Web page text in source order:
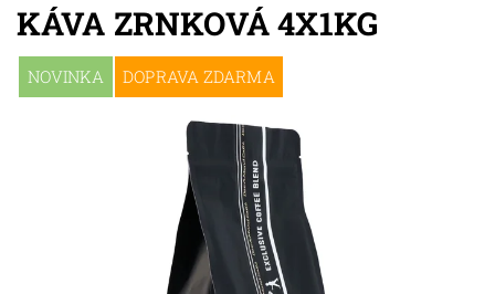
NOVINKA DOPRAVA ZDARMA
KÁVA ZRNKOVÁ 4X1KG